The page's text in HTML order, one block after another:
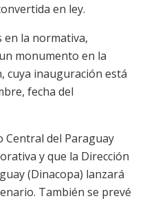
en ley.
en la normativa,
monumento en la
cuya inauguración está
fecha del
Central del Paraguay
y que la Dirección
(Dinacopa) lanzará
También se prevé